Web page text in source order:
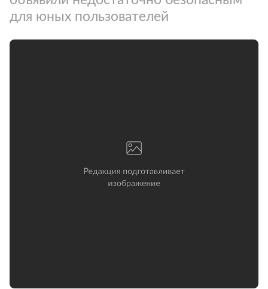
для юных пользователей